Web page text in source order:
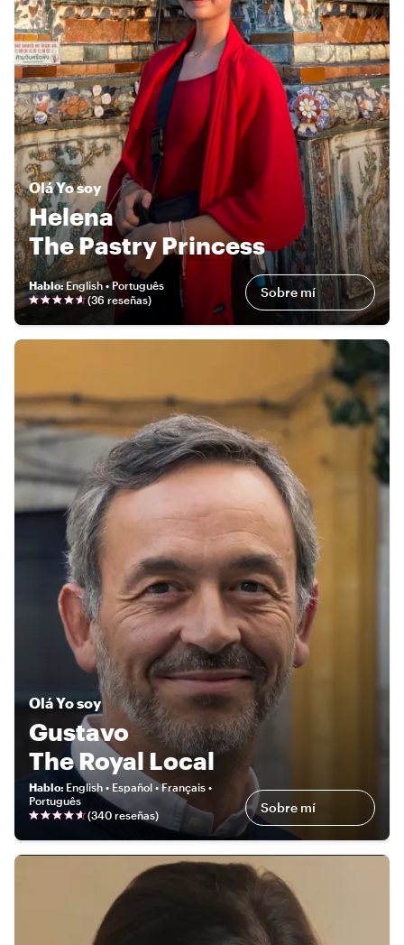
OláYo soy
Helena
The Pastry Princess
Hablo:English • Português
(36 reseñas) Sobre mí
OláYo soy
Gustavo
The Royal Local
Hablo: English • Español • Français •
Português
(340 reseñas) Sobre mí